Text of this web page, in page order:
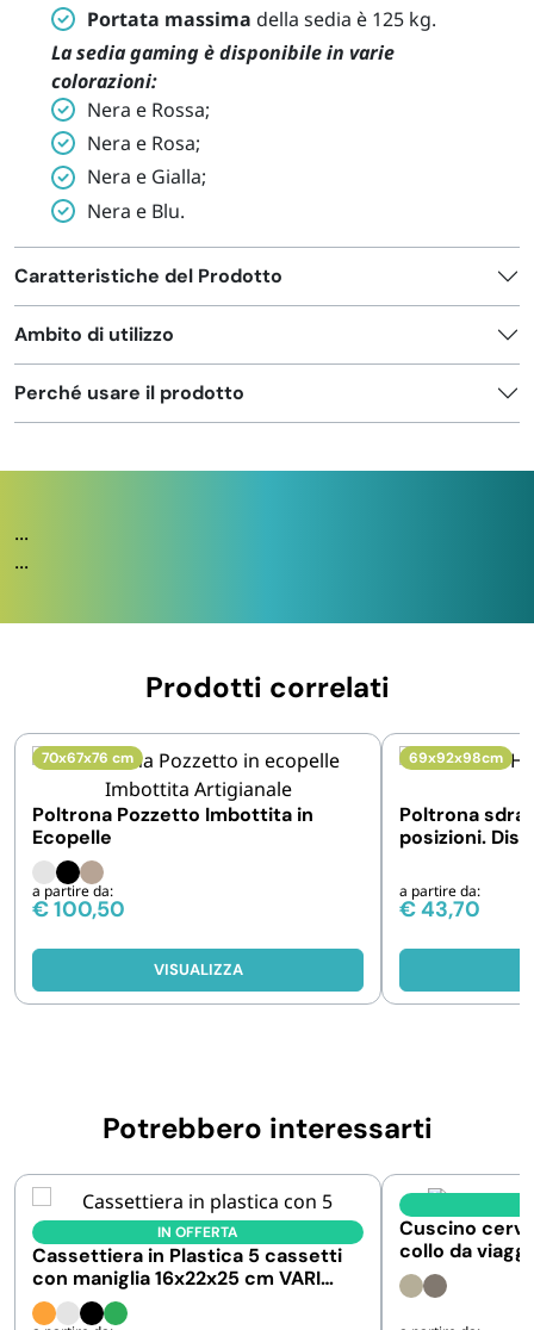
Portata massima della sedia è 125 kg.
La sedia gaming è disponibile in varie
colorazioni:
Nera e Rossa;
Nera e Rosa;
Nera e Gialla;
Nera e Blu.
Caratteristiche del Prodotto
Ambito di utilizzo
Perché usare il prodotto
...
...
Prodotti correlati
70x67x76 cm
Poltrona Pozzetto Imbottita in
Ecopelle
a partire da:
€100,50
VISUALIZZA
69x92x98cm
Poltrona
posizioni.
a partire da:
€43,70
Potrebbero interessarti
IN OFFERTA
Cassettiera in Plastica 5 cassetti
con maniglia 16x22x25 cm VARI
COLORI
Cuscino
collo da